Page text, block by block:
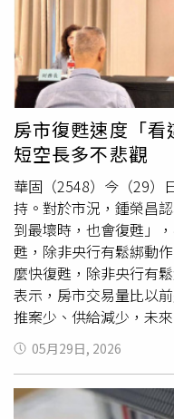
燒！蔡鎮宇發3點聲明：
奪冠！00407A超越
備款成數約要2成5，加
於保守，尤其對財務條
族不只購屋門檻越來越
北小資族平均要扛破千
跳增破百萬元；中南部
壓，其中，台南市增壓
突破百萬元！六都僅桃
台灣房屋集團趨勢中心
期現象，但台南近年房
更凸顯產業投資與建設
產業聚落持續擴張，拉
重劃區、九份子等熱門
宅供給與需求同步增加
站上6字頭，改寫台南房
揚，加重小資族購屋負
入「千萬住宅」時代，
長，加上銀行核貸條件
較低的小資族群而言，
房市復甦速度「
短空長多不悲觀
華固（2548）今（29）
持。對於市況，鍾榮昌
到最壞時，也會復甦」
甦，除非央行有鬆綁動
麼快復甦，除非央行有
表示，房市交易量比以
推案少、供給減少，未
展，因此他認為沒那麼
壞時，也會復甦」，央
期將影響經濟、就業成
除限貸令
。他也特別提
05月29日, 2026